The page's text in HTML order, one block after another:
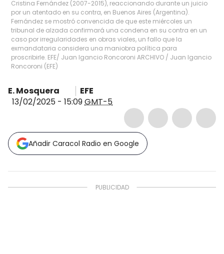
Cristina Fernández (2007-2015), reaccionando durante un juicio
por un atentado en su contra, en Buenos Aires (Argentina).
Fernández se mostró convencida de que este miércoles un
tribunal de alzada confirmará una condena en su contra en un
caso por irregularidades en obras viales, un fallo que la
exmandataria considera una maniobra política para
proscribirle. EFE/ Juan Igancio Roncoroni ARCHIVO / Juan Igancio
Roncoroni (EFE)
E. Mosquera
EFE
13/02/2025 - 15:09GMT-5
Añadir Caracol Radio en Google